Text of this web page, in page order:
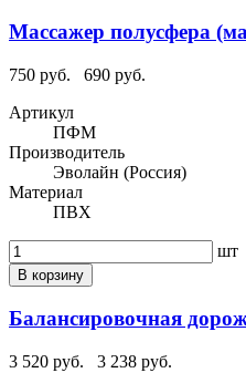
Массажер полусфера
750 руб.
690 руб.
Артикул
ПФМ
Производитель
Эволайн (Россия)
Материал
ПВХ
шт
В корзину
Балансировочная
3 520 руб.
3 238 руб.